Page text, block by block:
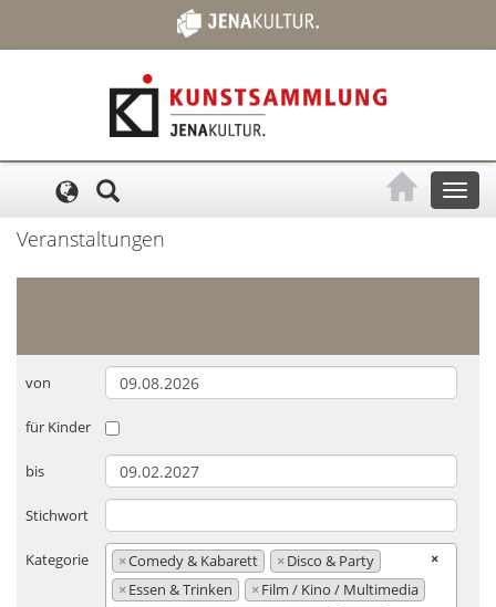
Toggle
Veranstaltungen
von
für Kinder
bis
Stichwort
Kategorie ×
×Comedy & Kabarett ×Disco & Party
×Essen & Trinken ×Film / Kino / Multimedia